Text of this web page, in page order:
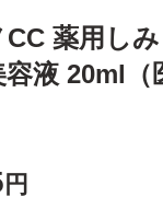
CC 薬用し
液 20ml（
円